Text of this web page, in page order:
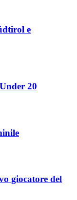
e
20
giocatore del